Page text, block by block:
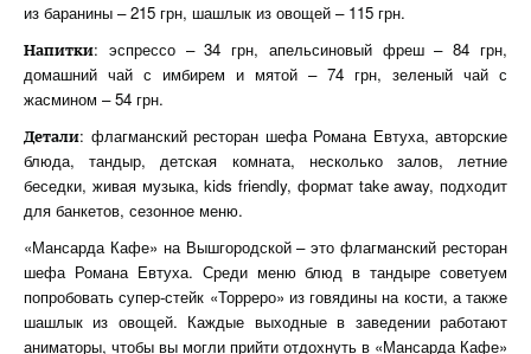
из баранины – 215 грн, шашлык из овощей – 115 грн.
Напитки: эспрессо – 34 грн, апельсиновый фреш – 84 грн,
домашний чай с имбирем и мятой – 74 грн, зеленый чай с
жасмином – 54 грн.
Детали: флагманский ресторан шефа Романа Евтуха, авторские
блюда, тандыр, детская комната, несколько залов, летние
беседки, живая музыка, kids friendly, формат take away, подходит
для банкетов, сезонное меню.
«Мансарда Кафе» на Вышгородской – это флагманский ресторан
шефа Романа Евтуха. Среди меню блюд в тандыре советуем
попробовать супер-стейк «Торреро» из говядины на кости, а также
шашлык из овощей. Каждые выходные в заведении работают
аниматоры, чтобы вы могли прийти отдохнуть в «Мансарда Кафе»